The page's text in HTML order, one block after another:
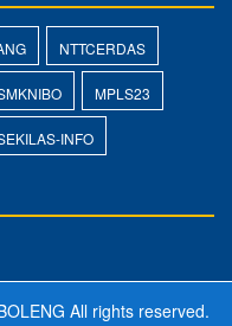
NTTCERDAS
MPLS23
INFO
All rights reserved.